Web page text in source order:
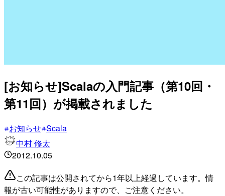
[お知らせ]Scalaの入門記事（第10回・
第11回）が掲載されました
お知らせ Scala
中村 修太
2012.10.05
この記事は公開されてから1年以上経過しています。情
報が古い可能性がありますので、ご注意ください。